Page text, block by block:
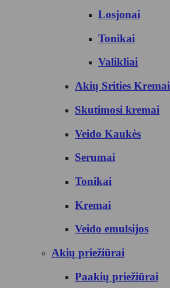
Losjonai
Tonikai
Valikliai
Akių Srities Kremai
Skutimosi kremai
Veido Kaukės
Serumai
Tonikai
Kremai
Veido emulsijos
Akių priežiūrai
Paakių priežiūrai